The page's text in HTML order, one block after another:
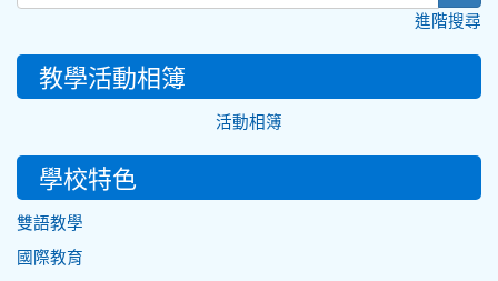
進階搜尋
教學活動相簿
活動相簿
學校特色
雙語教學
國際教育